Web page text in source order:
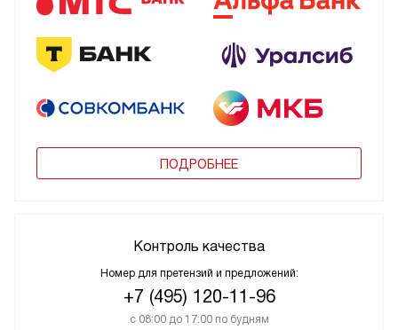
ПОДРОБНЕЕ
Контроль качества
Номер для претензий и предложений:
+7 (495) 120-11-96
с 08:00 до 17:00 по будням